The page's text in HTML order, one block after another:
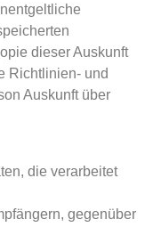
dieser Auskunft
Richtlinien- und
Auskunft über
die verarbeitet
gegenüber